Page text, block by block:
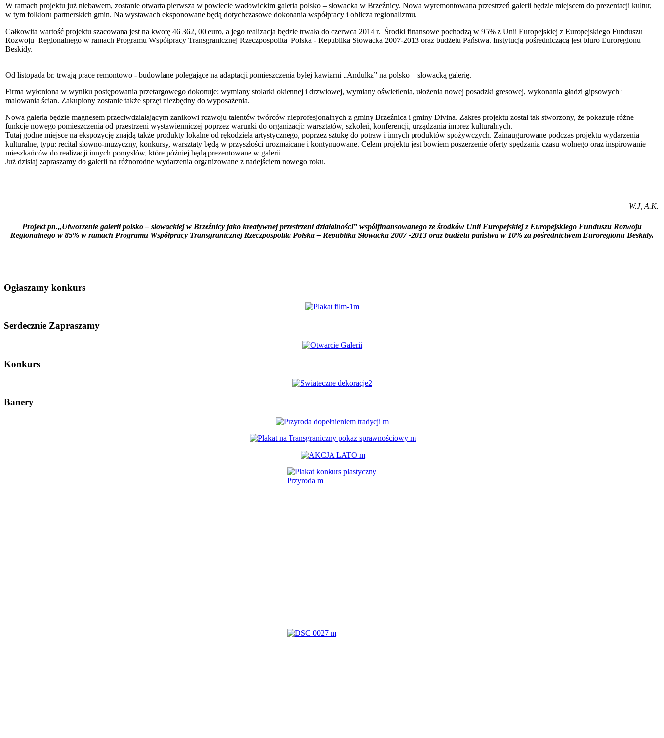
W ramach projektu już niebawem, zostanie otwarta pierwsza w powiecie wadowickim galeria polsko – słowacka w Brzeźnicy. Nowa wyremontowana przestrzeń galerii będzie miejscem do prezentacji kultur,
w tym folkloru partnerskich gmin. Na wystawach eksponowane będą dotychczasowe dokonania współpracy i oblicza regionalizmu.
Całkowita wartość projektu szacowana jest na kwotę 46 362, 00 euro, a jego realizacja będzie trwała do czerwca 2014 r. Środki finansowe pochodzą w 95% z Unii Europejskiej z Europejskiego Funduszu
Rozwoju Regionalnego w ramach Programu Współpracy Transgranicznej Rzeczpospolita Polska - Republika Słowacka 2007-2013 oraz budżetu Państwa. Instytucją pośredniczącą jest biuro Euroregionu
Beskidy.
Od listopada br. trwają prace remontowo - budowlane polegające na adaptacji pomieszczenia byłej kawiarni „Andulka” na polsko – słowacką galerię.
Firma wyłoniona w wyniku postępowania przetargowego dokonuje: wymiany stolarki okiennej i drzwiowej, wymiany oświetlenia, ułożenia nowej posadzki gresowej, wykonania gładzi gipsowych i
malowania ścian. Zakupiony zostanie także sprzęt niezbędny do wyposażenia.
Nowa galeria będzie magnesem przeciwdziałającym zanikowi rozwoju talentów twórców nieprofesjonalnych z gminy Brzeźnica i gminy Divina. Zakres projektu został tak stworzony, że pokazuje różne
funkcje nowego pomieszczenia od przestrzeni wystawienniczej poprzez warunki do organizacji: warsztatów, szkoleń, konferencji, urządzania imprez kulturalnych.
Tutaj godne miejsce na ekspozycję znajdą także produkty lokalne od rękodzieła artystycznego, poprzez sztukę do potraw i innych produktów spożywczych. Zainaugurowane podczas projektu wydarzenia
kulturalne, typu: recital słowno-muzyczny, konkursy, warsztaty będą w przyszłości urozmaicane i kontynuowane. Celem projektu jest bowiem poszerzenie oferty spędzania czasu wolnego oraz inspirowanie
mieszkańców do realizacji innych pomysłów, które później będą prezentowane w galerii.
Już dzisiaj zapraszamy do galerii na różnorodne wydarzenia organizowane z nadejściem nowego roku.
W.J, A.K.
Projekt pn.„Utworzenie galerii polsko – słowackiej w Brzeźnicy jako kreatywnej przestrzeni działalności” współfinansowanego ze środków Unii Europejskiej z Europejskiego Funduszu Rozwoju
Regionalnego w 85% w ramach Programu Współpracy Transgranicznej Rzeczpospolita Polska – Republika Słowacka 2007 -2013 oraz budżetu państwa w 10% za pośrednictwem Euroregionu Beskidy.
Ogłaszamy konkurs
Serdecznie Zapraszamy
Konkurs
Banery